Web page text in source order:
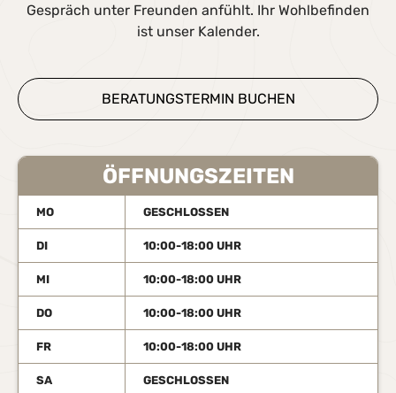
Gespräch unter Freunden anfühlt. Ihr Wohlbefinden
ist unser Kalender.
BERATUNGSTERMIN BUCHEN
ÖFFNUNGSZEITEN
MO GESCHLOSSEN
DI 10:00-18:00 UHR
MI 10:00-18:00 UHR
DO 10:00-18:00 UHR
FR 10:00-18:00 UHR
SA GESCHLOSSEN